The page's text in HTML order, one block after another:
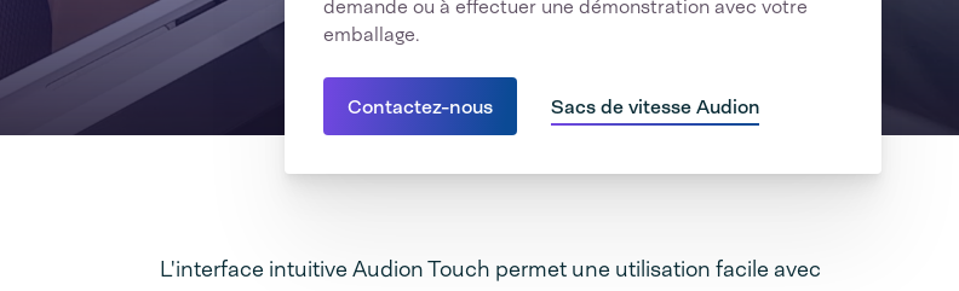
demande ou à effectuer une démonstration avec votre
emballage.
Contactez-nous Sacs de vitesse Audion
L'interface intuitive Audion Touch permet une utilisation facile avec